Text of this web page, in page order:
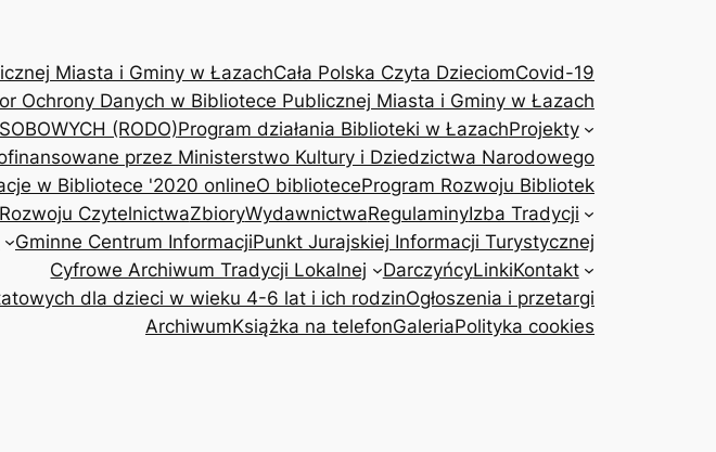
Miasta i Gminy w ŁazachCała Polska Czyta DzieciomCovid-19
Ochrony Danych w Bibliotece Publicznej Miasta i Gminy w Łazach
(RODO)Program działania Biblioteki w ŁazachProjekty
przez Ministerstwo Kultury i Dziedzictwa Narodowego
w Bibliotece '2020 onlineO biblioteceProgram Rozwoju Bibliotek
CzytelnictwaZbioryWydawnictwaRegulaminyIzba Tradycji
Gminne Centrum InformacjiPunkt Jurajskiej Informacji Turystycznej
Cyfrowe Archiwum Tradycji Lokalnej
DarczyńcyLinkiKontakt
dla dzieci w wieku 4-6 lat i ich rodzinOgłoszenia i przetargi
ArchiwumKsiążka na telefonGaleriaPolityka cookies